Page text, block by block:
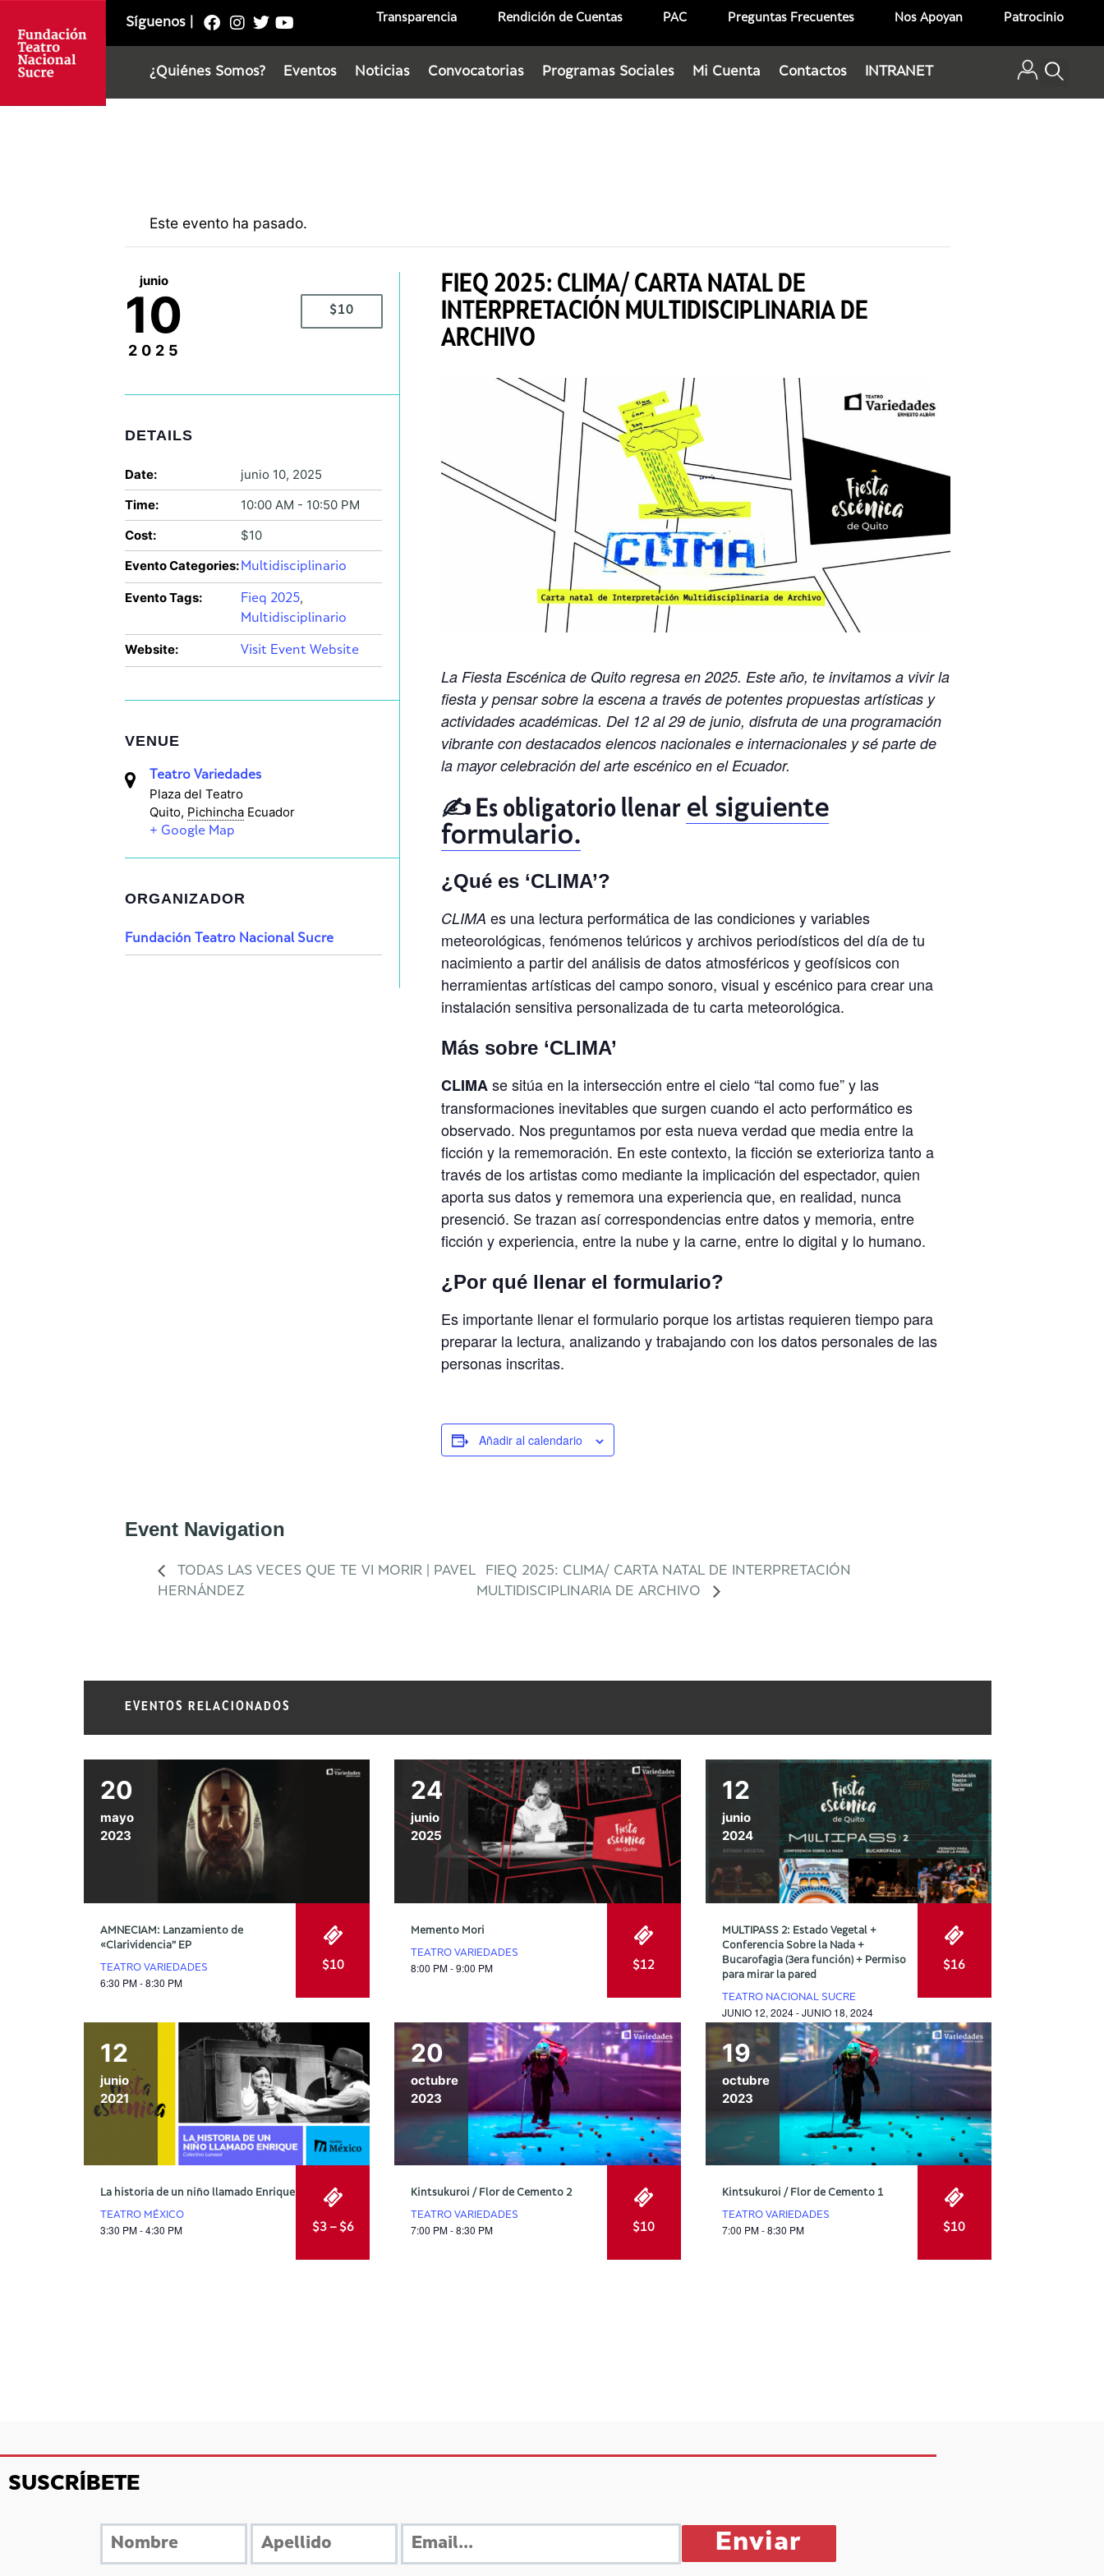
Síguenos Transparencia Rendición de Cuentas PAC Preguntas Frecuentes Nos Apoyan Patrocinio
¿Quiénes Somos? Eventos Noticias Convocatorias Programas Sociales Mi Cuenta Contactos INTRANET
Este evento ha pasado.
FIEQ 2025: CLIMA/ CARTA NATAL DE
INTERPRETACIÓN MULTIDISCIPLINARIA DE
ARCHIVO
La Fiesta Escénica de Quito regresa en 2025. Este año, te invitamos a vivir la
fiesta y pensar sobre la escena a través de potentes propuestas artísticas y
actividades académicas. Del 12 al 29 de junio, disfruta de una programación
vibrante con destacados elencos nacionales e internacionales y sé parte de
la mayor celebración del arte escénico en el Ecuador.
✍️ Es obligatorio llenar el siguiente
formulario.
¿Qué es ‘CLIMA’?
CLIMA es una lectura performática de las condiciones y variables
meteorológicas, fenómenos telúricos y archivos periodísticos del día de tu
nacimiento a partir del análisis de datos atmosféricos y geofísicos con
herramientas artísticas del campo sonoro, visual y escénico para crear una
instalación sensitiva personalizada de tu carta meteorológica.
Más sobre ‘CLIMA’
CLIMAse sitúa en la intersección entre el cielo “tal como fue” y las
transformaciones inevitables que surgen cuando el acto performático es
observado. Nos preguntamos por esta nueva verdad que media entre la
ficción y la rememoración. En este contexto, la ficción se exterioriza tanto a
través de los artistas como mediante la implicación del espectador, quien
aporta sus datos y rememora una experiencia que, en realidad, nunca
presenció. Se trazan así correspondencias entre datos y memoria, entre
ficción y experiencia, entre la nube y la carne, entre lo digital y lo humano.
¿Por qué llenar el formulario?
Es importante llenar el formulario porque los artistas requieren tiempo para
preparar la lectura, analizando y trabajando con los datos personales de las
personas inscritas.
Añadir al calendario
junio
10
2025
$10
DETAILS
Date:
junio 10, 2025
Time:
10:00 AM - 10:50 PM
Cost:
$10
Evento Categories: Multidisciplinario
Evento Tags: Fieq 2025,
Multidisciplinario
Website: Visit Event Website
VENUE
Teatro Variedades
Plaza del Teatro
Quito, Pichincha Ecuador
+ Google Map
ORGANIZADOR
Fundación Teatro Nacional Sucre
Event Navigation
TODAS LAS VECES QUE TE VI MORIR | PAVEL
HERNÁNDEZ
FIEQ 2025: CLIMA/ CARTA NATAL DE INTERPRETACIÓN
MULTIDISCIPLINARIA DE ARCHIVO
EVENTOS RELACIONADOS
20
mayo
2023
AMNECIAM: Lanzamiento de
«Clarividencia” EP
TEATRO VARIEDADES
6:30 PM - 8:30 PM
$10
24
junio
2025
Memento Mori
TEATRO VARIEDADES
8:00 PM - 9:00 PM $12
12
junio
2024
MULTIPASS 2: Estado Vegetal +
Conferencia Sobre la Nada +
Bucarofagia (3era función) + Permiso
para mirar la pared
TEATRO NACIONAL SUCRE
JUNIO 12, 2024 - JUNIO 18, 2024
$16
12
junio
2021
La historia de un niño llamado Enrique
TEATRO MÉXICO
3:30 PM - 4:30 PM $3 – $6
20
octubre
2023
Kintsukuroi / Flor de Cemento 2
TEATRO VARIEDADES
7:00 PM - 8:30 PM $10
19
octubre
2023
Kintsukuroi / Flor de Cemento 1
TEATRO VARIEDADES
7:00 PM - 8:30 PM $10
SUSCRÍBETE